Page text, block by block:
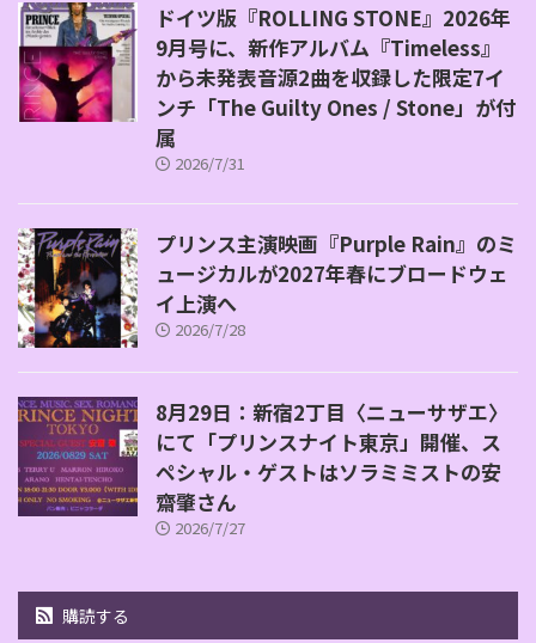
ドイツ版『ROLLING STONE』2026年
9月号に、新作アルバム『Timeless』
から未発表音源2曲を収録した限定7イ
ンチ「The Guilty Ones / Stone」が付
属
2026/7/31
プリンス主演映画『Purple Rain』のミ
ュージカルが2027年春にブロードウェ
イ上演へ
2026/7/28
8月29日：新宿2丁目〈ニューサザエ〉
にて「プリンスナイト東京」開催、ス
ペシャル・ゲストはソラミミストの安
齋肇さん
2026/7/27
購読する